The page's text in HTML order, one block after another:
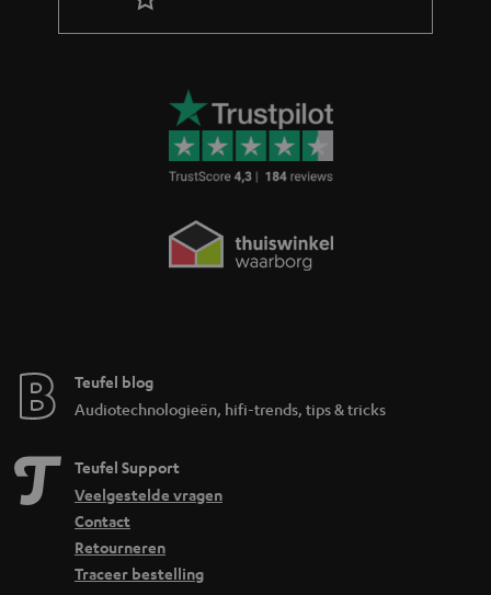
Teufel blog
Audiotechnologieën, hifi-trends, tips & tricks
Teufel Support
Veelgestelde vragen
Contact
Retourneren
Traceer bestelling